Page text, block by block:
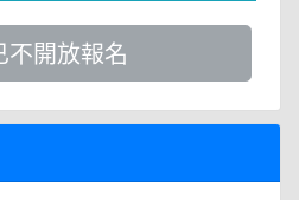
不開放報名